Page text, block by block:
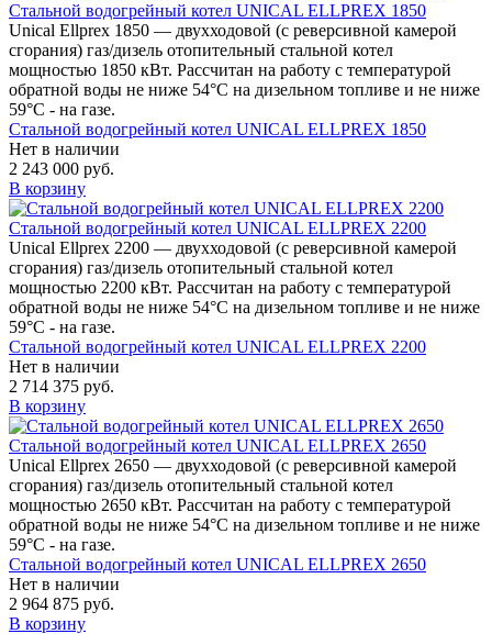
Стальной водогрейный котел UNICAL ELLPREX 1850
Unical Ellprex 1850 — двухходовой (c реверсивной камерой
сгорания) газ/дизель отопительный стальной котел
мощностью 1850 кВт. Рассчитан на работу с температурой
обратной воды не ниже 54°С на дизельном топливе и не ниже
59°С - на газе.
Стальной водогрейный котел UNICAL ELLPREX 1850
Нет в наличии
2 243 000 руб.
В корзину
Стальной водогрейный котел UNICAL ELLPREX 2200
Unical Ellprex 2200 — двухходовой (c реверсивной камерой
сгорания) газ/дизель отопительный стальной котел
мощностью 2200 кВт. Рассчитан на работу с температурой
обратной воды не ниже 54°С на дизельном топливе и не ниже
59°С - на газе.
Стальной водогрейный котел UNICAL ELLPREX 2200
Нет в наличии
2 714 375 руб.
В корзину
Стальной водогрейный котел UNICAL ELLPREX 2650
Unical Ellprex 2650 — двухходовой (c реверсивной камерой
сгорания) газ/дизель отопительный стальной котел
мощностью 2650 кВт. Рассчитан на работу с температурой
обратной воды не ниже 54°С на дизельном топливе и не ниже
59°С - на газе.
Стальной водогрейный котел UNICAL ELLPREX 2650
Нет в наличии
2 964 875 руб.
В корзину